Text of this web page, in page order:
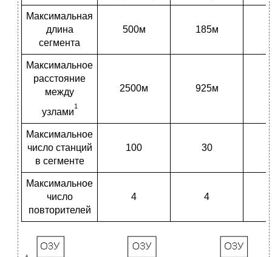
Максимальная
длина
сегмента
500м 185м
Максимальное
расстояние
между
узлами
1
2500м 925м
Максимальное
число станций
в сегменте
100 30
Максимальное
число
повторителей
4 4